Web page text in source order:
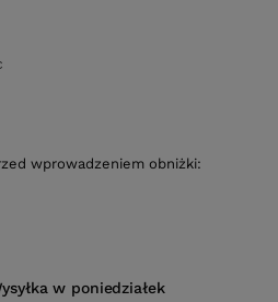
wprowadzeniem obniżki:
w poniedziałek